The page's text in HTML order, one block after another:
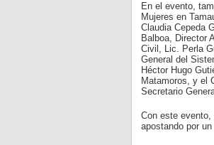
En el evento,
Mujeres en
Claudia Cepeda
Balboa, Director
Civil, Lic. Perla
General del
Héctor Hugo
Matamoros, y el
Secretario
Con este
apostando por